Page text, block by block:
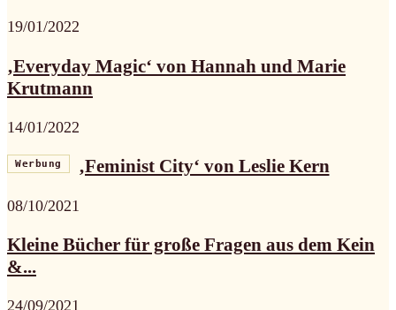
19/01/2022
‚Everyday Magic‘ von Hannah und Marie
Krutmann
14/01/2022
Werbung ‚Feminist City‘ von Leslie Kern
08/10/2021
Kleine Bücher für große Fragen aus dem Kein
&...
24/09/2021